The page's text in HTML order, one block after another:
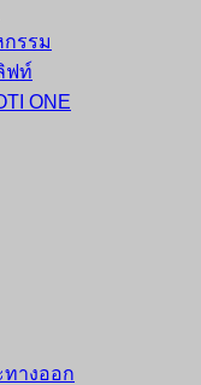
รรม
ฟท์
ทางออก